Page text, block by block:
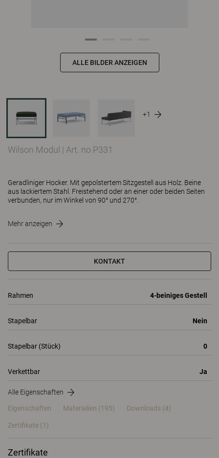
ALLE BILDER ANZEIGEN
+1
Wilson Modul | Art. no P331
Geradliniger Hocker. Mit gepolstertem Sitzgestell aus Holz. Beine
aus lackiertem Stahl. Freistehend oder an einer oder beiden Seiten
verbunden, nur im Winkel von 90° und 270°.
Mehr anzeigen
KONTAKT
Rahmen 4-beiniges Gestell
Stapelbar Nein
Stapelbar (Stück) 0
Verkettbar Ja
Alle Eigenschaften
Eigenschaften Materialien (195) Downloads (4)
Zertifikate (1)
Zertifikate